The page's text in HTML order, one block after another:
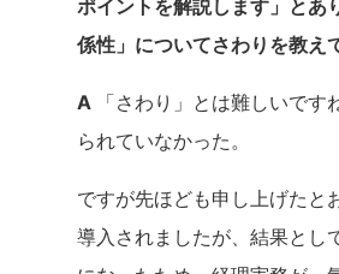
ポイントを解説します」とあ
係性」についてさわりを教え
A
「さわり」とは難しいで
られていなかった。
ですが先ほども申し上げたと
導入されましたが、結果とし